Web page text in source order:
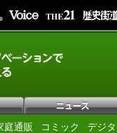
庭通販 コミック デジ